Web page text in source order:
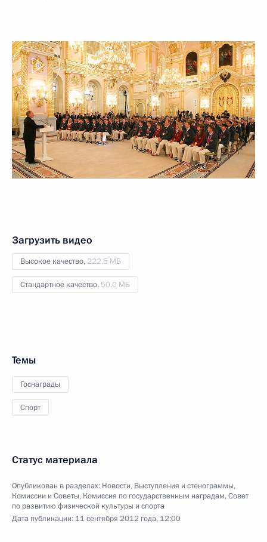
Загрузить видео
Высокое качество, 222.5 МБ
Стандартное качество, 50.0 МБ
Темы
Госнаграды
Спорт
Статус материала
Опубликован в разделах: Новости, Выступления и стенограммы,
Комиссии и Советы, Комиссия по государственным наградам,Совет
по развитию физической культуры и спорта
Дата публикации: 11 сентября 2012 года, 12:00